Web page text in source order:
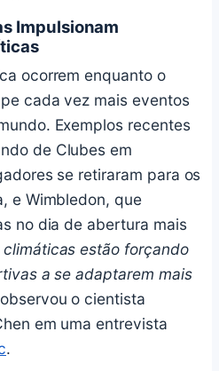
Impulsionam
ocorrem enquanto o
cada vez mais eventos
Exemplos recentes
de Clubes em
se retiraram para os
e Wimbledon, que
no dia de abertura mais
climáticas estão forçando
a se adaptarem mais
o cientista
em uma entrevista
.